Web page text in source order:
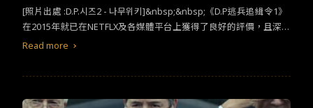
學生伯彥、帶著正在念四年級的女兒的單親爸爸王先生、擁有天使
外貌魔鬼身材的陳小姐、同性戀情人令狐和郭力、神秘美女穎如，
價吸引而來的租客們想要在這裡生活，自然的還要付出金錢之外的
的祕密以及難以克制的慾望。&nbsp;《後窗》&nbsp; 改編自
[照片出處 :D.P.시즈2 - 나무위키]&nbsp;&nbsp;《D.P逃兵追緝令1》
在2015年就已在NETFLX及各媒體平台上獲得了良好的評價，且深受
觀眾歡迎，所以《D.P逃兵追緝令2》預告篇剛公開就受到廣大觀眾
正是因為韓國是一個追求快速的一個國家，這樣子的文化使得韓國
Read more